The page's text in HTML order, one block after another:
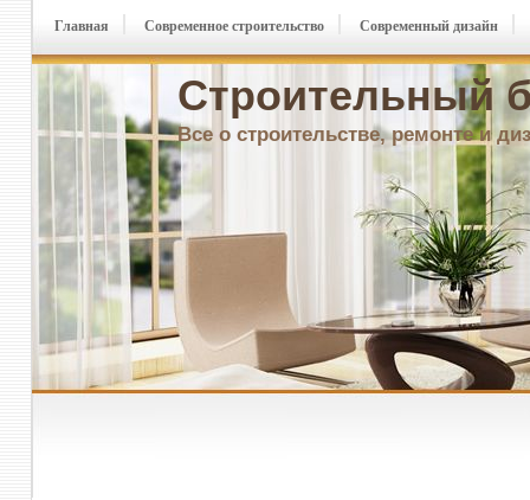
Строительный
Все о строительстве, ремонте и
Главная Современное строительство Современный дизайн